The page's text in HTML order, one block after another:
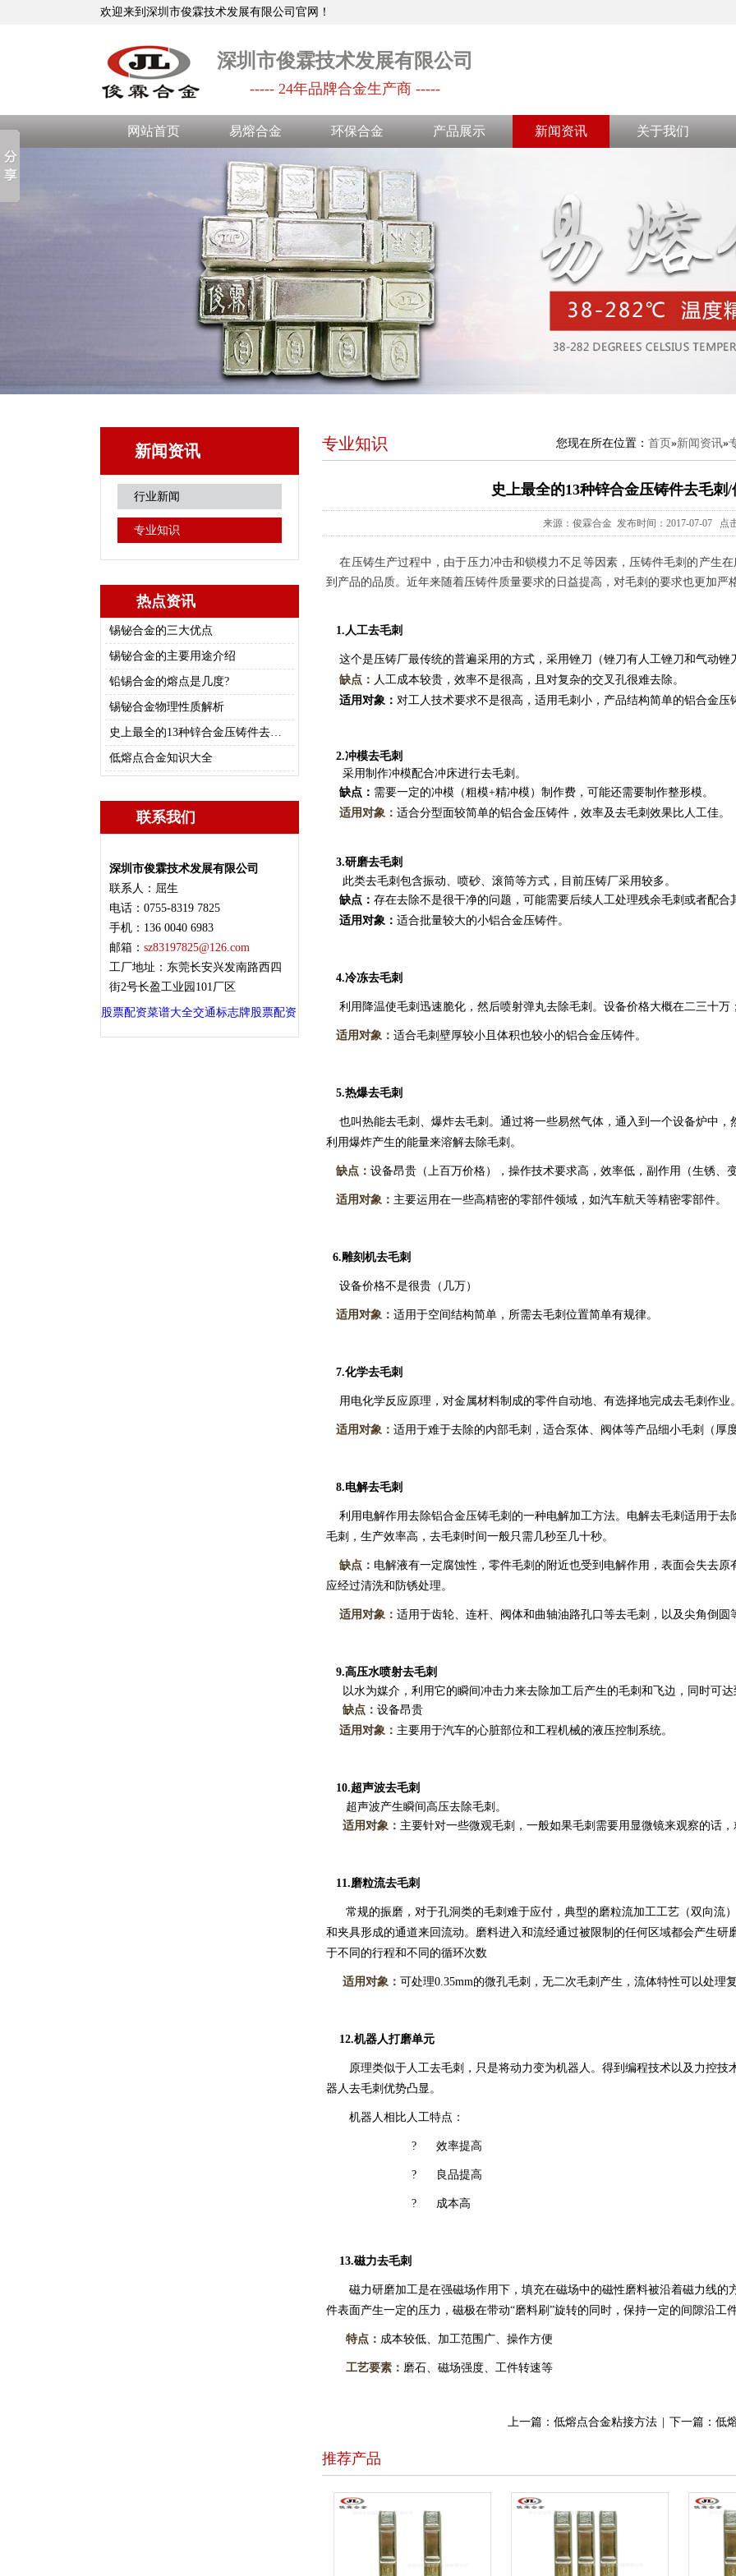
欢迎来到深圳市俊霖技术发展有限公司官网！
深圳市俊霖技术发展有限公司
----- 24年品牌合金生产商 -----
网站首页 易熔合金 环保合金 产品展示 新闻资讯 关于我们
新闻资讯
行业新闻
专业知识
热点资讯
锡铋合金的三大优点
锡铋合金的主要用途介绍
铅锡合金的熔点是几度?
锡铋合金物理性质解析
史上最全的13种锌合金压铸件去毛刺/修边的方法总结
低熔点合金知识大全
联系我们
深圳市俊霖技术发展有限公司
联系人：屈生
电话：0755-8319 7825
手机：136 0040 6983
邮箱： sz83197825@126.com
工厂地址：东莞长安兴发南路西四
街2号长盈工业园101厂区
股票配资菜谱大全交通标志牌股票配资
您现在所在位置： 首页 »新闻资讯»
专业知识
史上最全的13种锌合金压铸件去毛刺
来源：俊霖合金 发布时间：2017-07-07 点
在压铸生产过程中，由于压力冲击和锁模力不足等因素，压铸件毛刺的产生
到产品的品质。近年来随着压铸件质量要求的日益提高，对毛刺的要求也更加严
1. 人工去毛刺
这个是压铸厂最传统的普遍采用的方式，采用锉刀（锉刀有人工锉刀和气动锉
缺点： 人工成本较贵，效率不是很高，且对复杂的交叉孔很难去除。
适用对象： 对工人技术要求不是很高，适用毛刺小，产品结构简单的铝合金压
2.冲模去毛刺
采用制作冲模配合冲床进行去毛刺。
缺点： 需要一定的冲模（粗模+精冲模）制作费，可能还需要制作整形模。
适用对象： 适合分型面较简单的铝合金压铸件，效率及去毛刺效果比人工佳。
3.研磨去毛刺
此类去毛刺包含振动、喷砂、滚筒等方式，目前压铸厂采用较多。
缺点： 存在去除不是很干净的问题，可能需要后续人工处理残余毛刺或者配合
适用对象： 适合批量较大的小铝合金压铸件。
4.冷冻去毛刺
利用降温使毛刺迅速脆化，然后喷射弹丸去除毛刺。设备价格大概在二三十万；
适用对象： 适合毛刺壁厚较小且体积也较小的铝合金压铸件。
5.热爆去毛刺
也叫热能去毛刺、爆炸去毛刺。通过将一些易然气体，通入到一个设备炉中，
利用爆炸产生的能量来溶解去除毛刺。
缺点： 设备昂贵（上百万价格），操作技术要求高，效率低，副作用（生锈、
适用对象： 主要运用在一些高精密的零部件领域，如汽车航天等精密零部件。
6.雕刻机去毛刺
设备价格不是很贵（几万）
适用对象： 适用于空间结构简单，所需去毛刺位置简单有规律。
7.化学去毛刺
用电化学反应原理，对金属材料制成的零件自动地、有选择地完成去毛刺作业。
适用对象： 适用于难于去除的内部毛刺，适合泵体、阀体等产品细小毛刺（厚度
8.电解去毛刺
利用电解作用去除铝合金压铸毛刺的一种电解加工方法。电解去毛刺适用于去
毛刺，生产效率高，去毛刺时间一般只需几秒至几十秒。
缺点： 电解液有一定腐蚀性，零件毛刺的附近也受到电解作用，表面会失去
应经过清洗和防锈处理。
适用对象： 适用于齿轮、连杆、阀体和曲轴油路孔口等去毛刺，以及尖角倒圆
9.高压水喷射去毛刺
以水为媒介，利用它的瞬间冲击力来去除加工后产生的毛刺和飞边，同时可达
缺点： 设备昂贵
适用对象： 主要用于汽车的心脏部位和工程机械的液压控制系统。
10.超声波去毛刺
超声波产生瞬间高压去除毛刺。
适用对象： 主要针对一些微观毛刺，一般如果毛刺需要用显微镜来观察的话
11.磨粒流去毛刺
常规的振磨，对于孔洞类的毛刺难于应付，典型的磨粒流加工工艺（双向流
和夹具形成的通道来回流动。磨料进入和流经通过被限制的任何区域都会产生研
于不同的行程和不同的循环次数
适用对象： 可处理0.35mm的微孔毛刺，无二次毛刺产生，流体特性可以处理
12.机器人打磨单元
原理类似于人工去毛刺，只是将动力变为机器人。得到编程技术以及力控技
器人去毛刺优势凸显。
机器人相比人工特点：
? 效率提高
? 良品提高
? 成本高
13.磁力去毛刺
磁力研磨加工是在强磁场作用下，填充在磁场中的磁性磨料被沿着磁力线的
件表面产生一定的压力，磁极在带动“磨料刷”旋转的同时，保持一定的间隙沿工
特点： 成本较低、加工范围广、操作方便
工艺要素： 磨石、磁场强度、工件转速等
上一篇： 低熔点合金粘接方法 下一篇： 低
推荐产品